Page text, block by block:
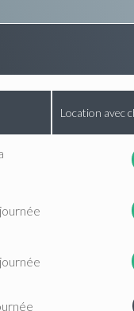
Location avec